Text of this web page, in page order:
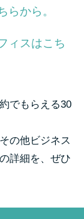
らから。
ィスはこち
でもらえる30
の他ビジネス
詳細を、ぜひ